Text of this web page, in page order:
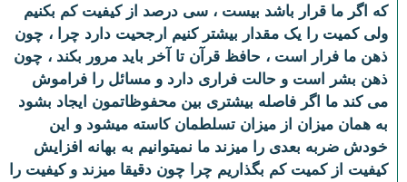
که اگر ما قرار باشد بیست ، سی درصد از کیفیت کم بکنیم
ولی کمیت را یک مقدار بیشتر کنیم ارجحیت دارد چرا ، چون
ذهن ما فرار است ، حافظ قرآن تا آخر باید مرور بکند ، چون
ذهن بشر است و حالت فراری دارد و مسائل را فراموش
می کند ما اگر فاصله بیشتری بین محفوظاتمون ایجاد بشود
به همان میزان از میزان تسلطمان کاسته میشود و این
خودش ضربه بعدی را میزند ما نمیتوانیم به بهانه افزایش
کیفیت از کمیت کم بگذاریم چرا چون دقیقا میزند و کیفیت را